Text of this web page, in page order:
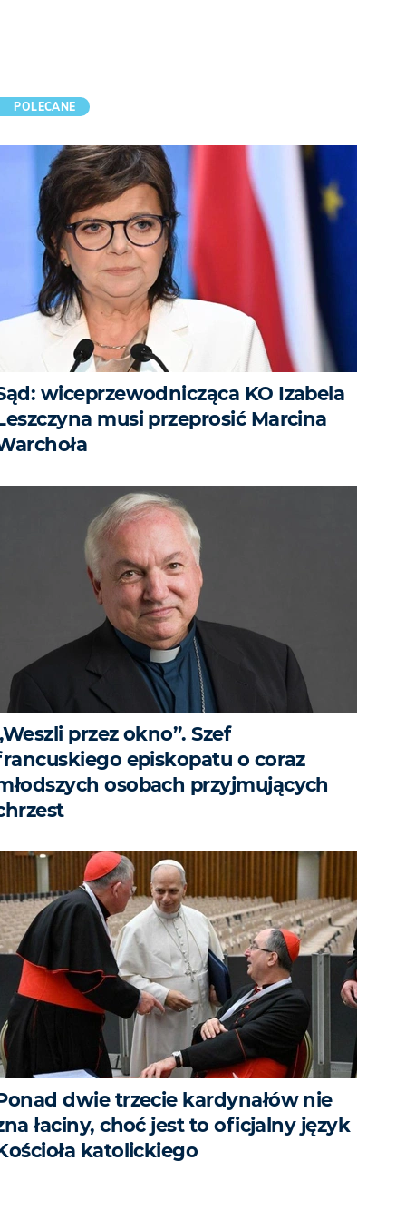
POLECANE
wiceprzewodnicząca KO Izabela
musi przeprosić Marcina
przez okno”. Szef
episkopatu o coraz
osobach przyjmujących
dwie trzecie kardynałów nie
łaciny, choć jest to oficjalny język
katolickiego